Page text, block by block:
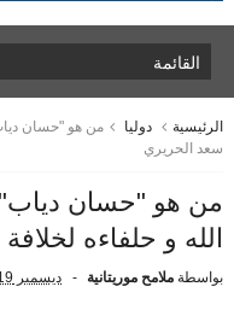
الرئيسية دوليا
من هو "حسان
سعد الحريري
من هو "حسان
الله و حلفاءه
بواسطة ملامح موريتانية ديسمبر 19, 2019